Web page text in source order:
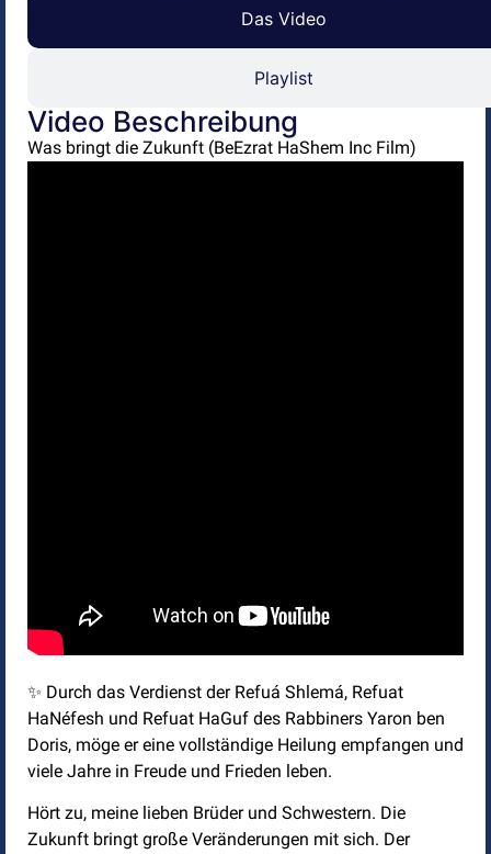
Das Video
Playlist
Video Beschreibung
Was bringt die Zukunft (BeEzrat HaShem Inc Film)
✨ Durch das Verdienst der Refuá Shlemá, Refuat
HaNéfesh und Refuat HaGuf des Rabbiners Yaron ben
Doris, möge er eine vollständige Heilung empfangen und
viele Jahre in Freude und Frieden leben.
Hört zu, meine lieben Brüder und Schwestern. Die
Zukunft bringt große Veränderungen mit sich. Der